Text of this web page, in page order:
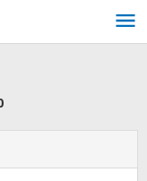
Dampingi